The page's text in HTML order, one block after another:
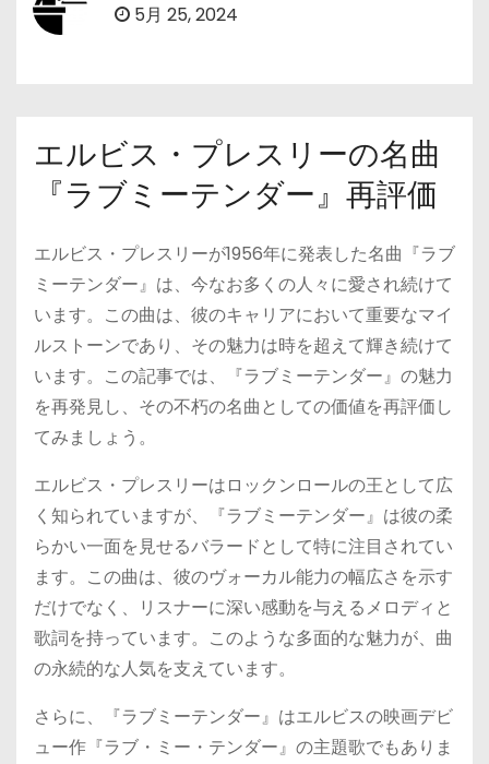
5月 25, 2024
エルビス・プレスリーの名曲
『ラブミーテンダー』再評価
エルビス・プレスリーが1956年に発表した名曲『ラブ
ミーテンダー』は、今なお多くの人々に愛され続けて
います。この曲は、彼のキャリアにおいて重要なマイ
ルストーンであり、その魅力は時を超えて輝き続けて
います。この記事では、『ラブミーテンダー』の魅力
を再発見し、その不朽の名曲としての価値を再評価し
てみましょう。
エルビス・プレスリーはロックンロールの王として広
く知られていますが、『ラブミーテンダー』は彼の柔
らかい一面を見せるバラードとして特に注目されてい
ます。この曲は、彼のヴォーカル能力の幅広さを示す
だけでなく、リスナーに深い感動を与えるメロディと
歌詞を持っています。このような多面的な魅力が、曲
の永続的な人気を支えています。
さらに、『ラブミーテンダー』はエルビスの映画デビ
ュー作『ラブ・ミー・テンダー』の主題歌でもありま